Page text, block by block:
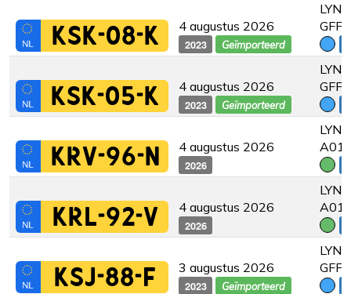
KSK-08-K 4 augustus 2026
2023 Geïmporteerd
GFF
KSK-05-K 4 augustus 2026
2023 Geïmporteerd
GFF
KRV-96-N 4 augustus 2026
2026
A01
KRL-92-V 4 augustus 2026
2026
A01
KSJ-88-F 3 augustus 2026
2023 Geïmporteerd
GFF